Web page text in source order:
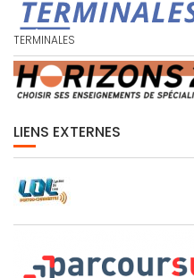
TERMINALES
LIENS EXTERNES